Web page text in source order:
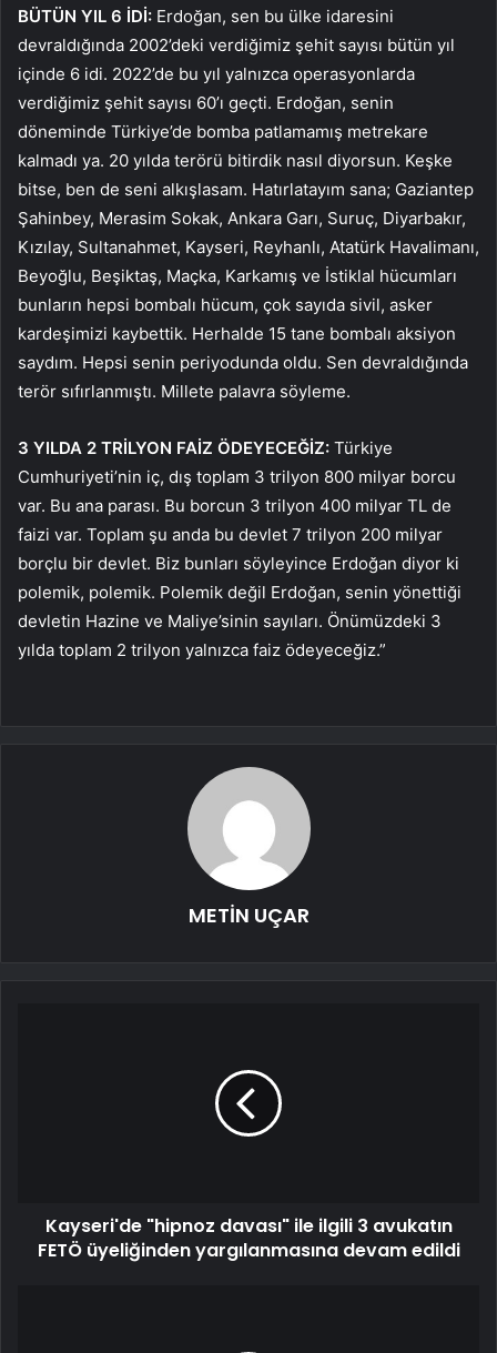
BÜTÜN YIL 6 İDİ: Erdoğan, sen bu ülke idaresini
devraldığında 2002’deki verdiğimiz şehit sayısı bütün yıl
içinde 6 idi. 2022’de bu yıl yalnızca operasyonlarda
verdiğimiz şehit sayısı 60’ı geçti. Erdoğan, senin
döneminde Türkiye’de bomba patlamamış metrekare
kalmadı ya. 20 yılda terörü bitirdik nasıl diyorsun. Keşke
bitse, ben de seni alkışlasam. Hatırlatayım sana; Gaziantep
Şahinbey, Merasim Sokak, Ankara Garı, Suruç, Diyarbakır,
Kızılay, Sultanahmet, Kayseri, Reyhanlı, Atatürk Havalimanı,
Beyoğlu, Beşiktaş, Maçka, Karkamış ve İstiklal hücumları
bunların hepsi bombalı hücum, çok sayıda sivil, asker
kardeşimizi kaybettik. Herhalde 15 tane bombalı aksiyon
saydım. Hepsi senin periyodunda oldu. Sen devraldığında
terör sıfırlanmıştı. Millete palavra söyleme.
3 YILDA 2 TRİLYON FAİZ ÖDEYECEĞİZ: Türkiye
Cumhuriyeti’nin iç, dış toplam 3 trilyon 800 milyar borcu
var. Bu ana parası. Bu borcun 3 trilyon 400 milyar TL de
faizi var. Toplam şu anda bu devlet 7 trilyon 200 milyar
borçlu bir devlet. Biz bunları söyleyince Erdoğan diyor ki
polemik, polemik. Polemik değil Erdoğan, senin yönettiği
devletin Hazine ve Maliye’sinin sayıları. Önümüzdeki 3
yılda toplam 2 trilyon yalnızca faiz ödeyeceğiz.”
METİN UÇAR
Kayseri'de "hipnoz davası" ile ilgili 3 avukatın
FETÖ üyeliğinden yargılanmasına devam edildi